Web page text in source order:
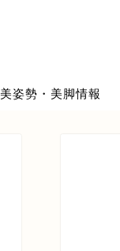
美姿勢・美脚情報